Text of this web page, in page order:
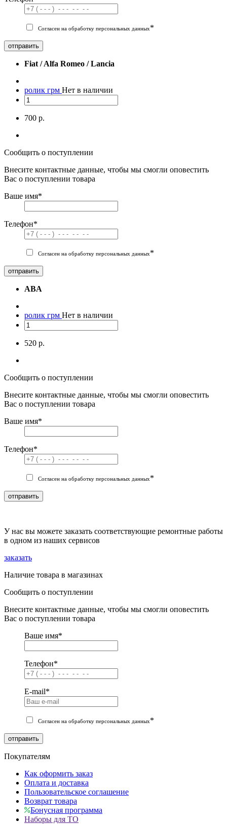
Согласен на обработку персональных данных*
отправить
Fiat / Alfa Romeo / Lancia
ролик грм Нет в наличии
700 р.
Сообщить о поступлении
Внесите контактные данные, чтобы мы смогли оповестить
Вас о поступлении товара
Ваше имя*
Телефон*
Согласен на обработку персональных данных*
отправить
ABA
ролик грм Нет в наличии
520 р.
Сообщить о поступлении
Внесите контактные данные, чтобы мы смогли оповестить
Вас о поступлении товара
Ваше имя*
Телефон*
Согласен на обработку персональных данных*
отправить
У нас вы можете заказать соответствующие ремонтные работы
в одном из наших сервисов
заказать
Наличие товара в магазинах
Сообщить о поступлении
Внесите контактные данные, чтобы мы смогли оповестить
Вас о поступлении товара
Ваше имя*
Телефон*
E-mail*
Согласен на обработку персональных данных*
отправить
Покупателям
Как оформить заказ
Оплата и доставка
Пользовательское соглашение
Возврат товара
Бонусная программа
Наборы для ТО